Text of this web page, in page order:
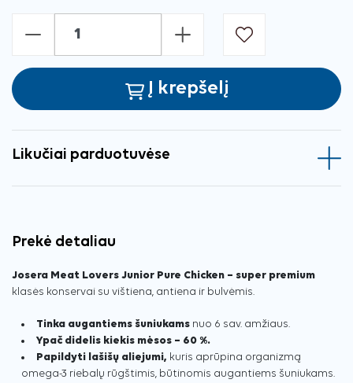
- +
Į krepšelį
Likučiai parduotuvėse
Prekė detaliau
Josera Meat Lovers Junior Pure Chicken – super premium
klasės konservai su vištiena, antiena ir bulvėmis.
Tinka augantiems šuniukams nuo 6 sav. amžiaus.
Ypač didelis kiekis mėsos – 60 %.
Papildyti lašišų aliejumi, kuris aprūpina organizmą
omega-3 riebalų rūgštimis, būtinomis augantiems šuniukams.